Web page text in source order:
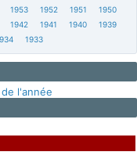
1953 1952 1951
1950
1942 1941 1940
1939
1933
l'année